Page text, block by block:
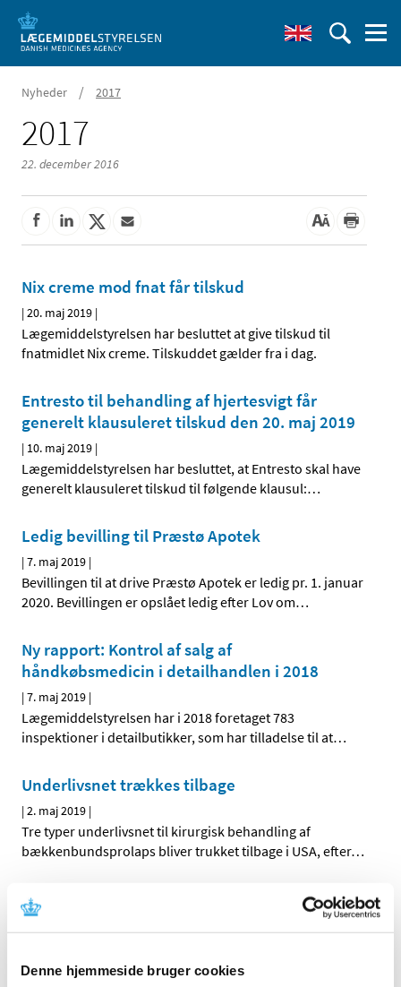
Denne hjemmeside bruger cookies
Nyheder / 2017
2017
22. december 2016
Nix creme mod fnat får tilskud
|20. maj 2019 |
Lægemiddelstyrelsen har besluttet at give tilskud til
fnatmidlet Nix creme. Tilskuddet gælder fra i dag.
Entresto til behandling af hjertesvigt får
generelt klausuleret tilskud den 20. maj 2019
| 10. maj 2019 |
Lægemiddelstyrelsen har besluttet, at Entresto skal have
generelt klausuleret tilskud til følgende klausul:…
Ledig bevilling til Præstø Apotek
|7. maj 2019 |
Bevillingen til at drive Præstø Apotek er ledig pr. 1. januar
2020. Bevillingen er opslået ledig efter Lov om…
Ny rapport: Kontrol af salg af
håndkøbsmedicin i detailhandlen i 2018
|7. maj 2019 |
Lægemiddelstyrelsen har i 2018 foretaget 783
inspektioner i detailbutikker, som har tilladelse til at…
Underlivsnet trækkes tilbage
|2. maj 2019 |
Tre typer underlivsnet til kirurgisk behandling af
bækkenbundsprolaps bliver trukket tilbage i USA, efter…
Alle (2506)
2026 (84)